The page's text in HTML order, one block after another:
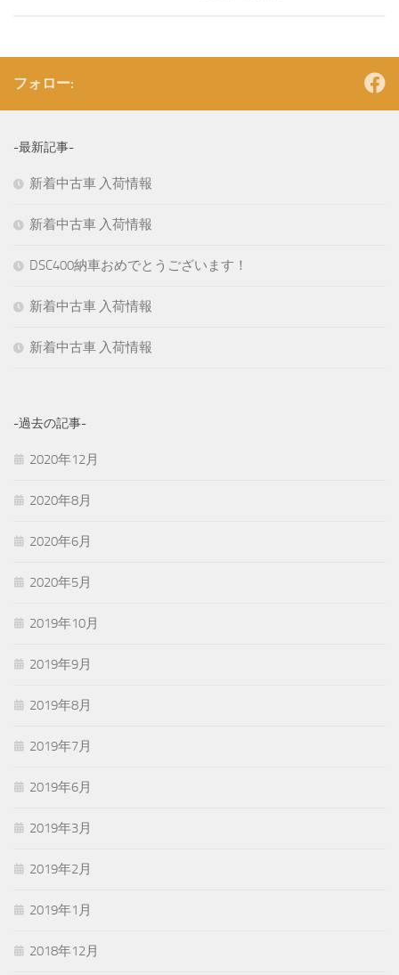
フォロー:
-最新記事-
新着中古車 入荷情報
新着中古車 入荷情報
DSC400納車おめでとうございます！
新着中古車 入荷情報
新着中古車 入荷情報
-過去の記事-
2020年12月
2020年8月
2020年6月
2020年5月
2019年10月
2019年9月
2019年8月
2019年7月
2019年6月
2019年3月
2019年2月
2019年1月
2018年12月